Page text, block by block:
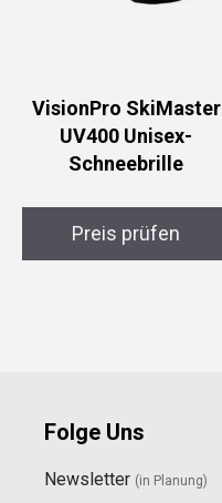
VisionPro SkiMaster
UV400 Unisex-
Schneebrille
Preis prüfen
Folge Uns
Newsletter (in Planung)